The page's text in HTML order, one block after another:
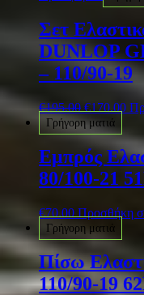
Σετ
DUNLOP
– 110/90-19
€195.00 €170.00
Γρήγορη ματιά
Εμπρός
80/100-21
€70.00 Προσθήκη
Γρήγορη ματιά
Πίσω
110/90-19